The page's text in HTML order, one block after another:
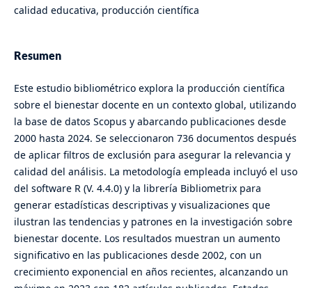
calidad educativa, producción científica
Resumen
Este estudio bibliométrico explora la producción científica
sobre el bienestar docente en un contexto global, utilizando
la base de datos Scopus y abarcando publicaciones desde
2000 hasta 2024. Se seleccionaron 736 documentos después
de aplicar filtros de exclusión para asegurar la relevancia y
calidad del análisis. La metodología empleada incluyó el uso
del software R (V. 4.4.0) y la librería Bibliometrix para
generar estadísticas descriptivas y visualizaciones que
ilustran las tendencias y patrones en la investigación sobre
bienestar docente. Los resultados muestran un aumento
significativo en las publicaciones desde 2002, con un
crecimiento exponencial en años recientes, alcanzando un